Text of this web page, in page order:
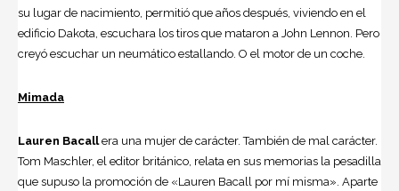
su lugar de nacimiento, permitió que años después, viviendo en el
edificio Dakota, escuchara los tiros que mataron a John Lennon. Pero
creyó escuchar un neumático estallando. O el motor de un coche.
Mimada
Lauren Bacallera una mujer de carácter. También de mal carácter.
Tom Maschler, el editor británico, relata en sus memorias la pesadilla
que supuso la promoción de «Lauren Bacall por mí misma». Aparte